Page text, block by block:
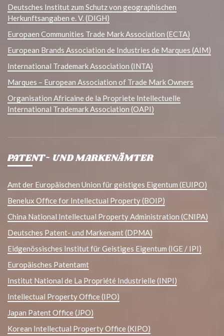
Deutsches Institut zum Schutz von geographischen
Herkunftsangaben e. V. (DIGH)
Europaen Communities Trade Mark Association (ECTA)
European Brands Association de Industries de Marques (AIM)
International Trademark Association (INTA)
Marques – European Association of Trade Mark Owners
Organisation Africaine de la Propriete Intellectuelle
International Trademark Association (OAPI)
PATENT- UND MARKENÄMTER
Amt der Europäischen Union für geistiges Eigentum (EUIPO)
Benelux Office for Intellectual Property (BOIP)
China National Intellectual Property Administration (CNIPA)
Deutsches Patent- und Markenamt (DPMA)
Eidgenössisches Institut für Geistiges Eigentum (IGE / IPI)
Europäisches Patentamt
Institut National de La Propriété Industrielle (INPI)
Intellectual Property Office (IPO)
Japan Patent Office (JPO)
Korean Intellectual Property Office (KIPO)